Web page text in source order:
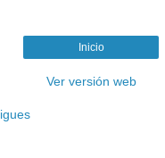
Inicio
Ver versión web